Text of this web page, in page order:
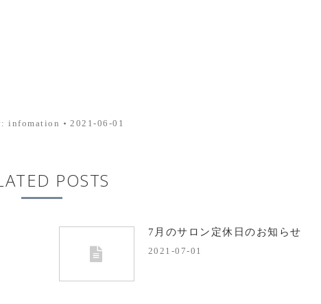
infomation 2021-06-01
POSTS
7月のサロン定休日のお知らせ
2021-07-01